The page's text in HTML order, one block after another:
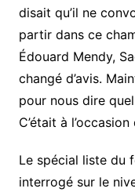
disait qu’il ne
partir dans ce
Édouard Mendy,
changé d’avis.
pour nous dire
C’était à l’occasion
Le spécial liste du
interrogé sur le